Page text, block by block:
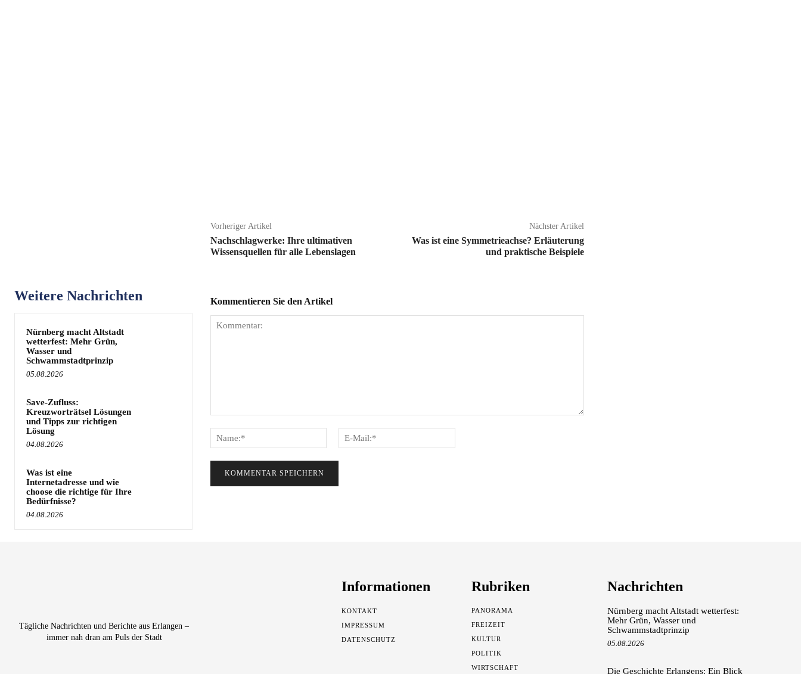
Vorheriger Artikel
Nachschlagwerke: Ihre ultimativen
Wissensquellen für alle Lebenslagen
Nächster Artikel
Was ist eine Symmetrieachse? Erläuterung
und praktische Beispiele
Weitere Nachrichten
Nürnberg macht Altstadt
wetterfest: Mehr Grün,
Wasser und
Schwammstadtprinzip
05.08.2026
Save-Zufluss:
Kreuzworträtsel Lösungen
und Tipps zur richtigen
Lösung
04.08.2026
Was ist eine
Internetadresse und wie
choose die richtige für Ihre
Bedürfnisse?
04.08.2026
Kommentieren Sie den Artikel
Name:*
Mail:*
Tägliche Nachrichten und Berichte aus Erlangen –
immer nah dran am Puls der Stadt
Informationen
KONTAKT
IMPRESSUM
DATENSCHUTZ
Rubriken
PANORAMA
FREIZEIT
KULTUR
POLITIK
WIRTSCHAFT
Nachrichten
Nürnberg macht Altstadt wetterfest:
Mehr Grün, Wasser und
Schwammstadtprinzip
05.08.2026
Die Geschichte Erlangens: Ein Blick